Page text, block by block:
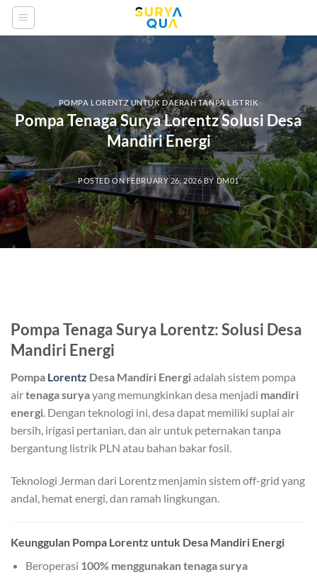
Skip
POMPA LORENTZ UNTUK DAERAH TANPA LISTRIK
Pompa Tenaga Surya Lorentz Solusi Desa
Mandiri Energi
POSTED ONFEBRUARY 26, 2026 BY DM01
Pompa Tenaga Surya Lorentz: Solusi Desa
Mandiri Energi
Pompa Lorentz Desa Mandiri Energiadalah sistem pompa
airtenaga suryayang memungkinkan desa menjadi mandiri
energi. Dengan teknologi ini, desa dapat memiliki suplai air
bersih, irigasi pertanian, dan air untuk peternakan tanpa
bergantung listrik PLN atau bahan bakar fosil.
Teknologi Jerman dari Lorentz menjamin sistem off-grid yang
andal, hemat energi, dan ramah lingkungan.
Keunggulan Pompa Lorentz untuk Desa Mandiri Energi
Beroperasi 100% menggunakan tenaga surya